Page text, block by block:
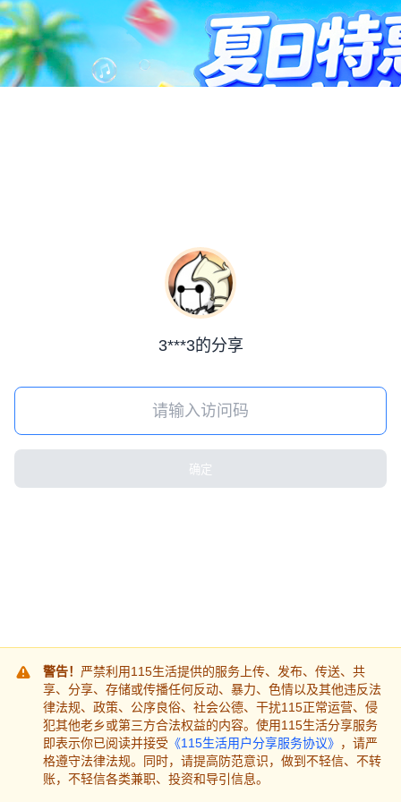
3***3的分享
确定
警告！ 严禁利用115生活提供的服务上传、发布、传送、共
享、分享、存储或传播任何反动、暴力、色情以及其他违反法
律法规、政策、公序良俗、社会公德、干扰115正常运营、侵
犯其他老乡或第三方合法权益的内容。使用115生活分享服务
即表示你已阅读并接受 《115生活用户分享服务协议》 ，请严
格遵守法律法规。同时，请提高防范意识，做到不轻信、不转
账，不轻信各类兼职、投资和导引信息。